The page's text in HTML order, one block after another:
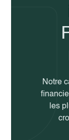
Notre
les